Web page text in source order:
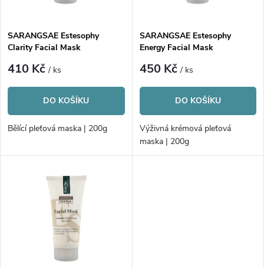
p
r
o
d
u
s
p
r
o
d
SARANGSAE Estesophy
Clarity Facial Mask
410 Kč/ ks
DO KOŠÍKU
Bělící pleťová maska | 200g
SARANGSAE Estesophy
Energy Facial Mask
450 Kč/ ks
DO KOŠÍKU
Výživná krémová pleťová
maska | 200g